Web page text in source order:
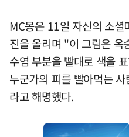
MC몽은 11일 자신의 소
진을 올리며 "이 그림은 옥
수염 부분을 빨대로 색을
누군가의 피를 빨아먹는
라고 해명했다.